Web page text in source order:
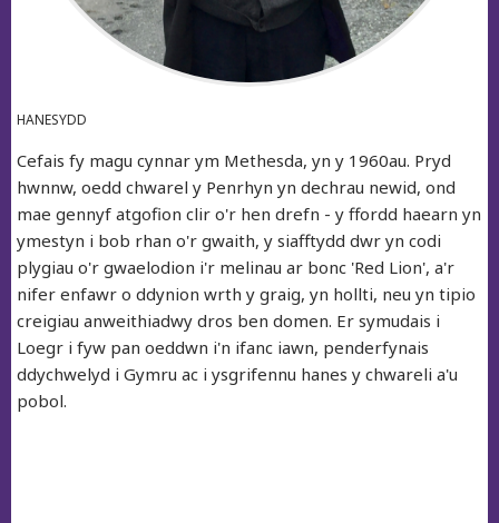
HANESYDD
Cefais fy magu cynnar ym Methesda, yn y 1960au. Pryd
hwnnw, oedd chwarel y Penrhyn yn dechrau newid, ond
mae gennyf atgofion clir o'r hen drefn - y ffordd haearn yn
ymestyn i bob rhan o'r gwaith, y siafftydd dwr yn codi
plygiau o'r gwaelodion i'r melinau ar bonc 'Red Lion', a'r
nifer enfawr o ddynion wrth y graig, yn hollti, neu yn tipio
creigiau anweithiadwy dros ben domen. Er symudais i
Loegr i fyw pan oeddwn i'n ifanc iawn, penderfynais
ddychwelyd i Gymru ac i ysgrifennu hanes y chwareli a'u
pobol.